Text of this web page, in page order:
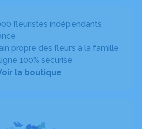
fleuristes indépendants
propre des fleurs à la famille
100% sécurisé
la boutique